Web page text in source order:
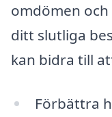
omdömen
ditt slutliga
kan bidra till
Förbättra